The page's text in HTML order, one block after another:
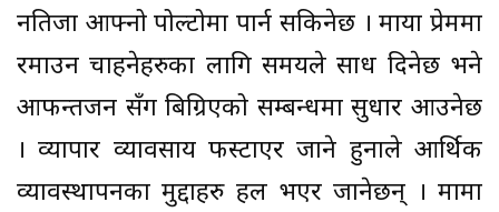
नतिजा आफ्नो पोल्टोमा पार्न सकिनेछ । माया प्रेममा
रमाउन चाहनेहरुका लागि समयले साध दिनेछ भने
आफन्तजन सँग बिग्रिएको सम्बन्धमा सुधार आउनेछ
। व्यापार व्यावसाय फस्टाएर जाने हुनाले आर्थिक
व्यावस्थापनका मुद्दाहरु हल भएर जानेछन् । मामा